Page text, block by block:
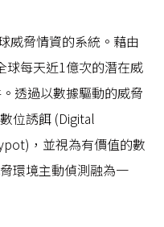
威脅情資的系統。藉由
球每天近1億次的潛在威
透過以數據驅動的威脅
位誘餌 (Digital
，並視為有價值的數
環境主動偵測融為一